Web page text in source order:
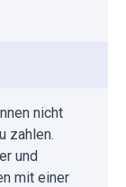
nicht
zahlen.
und
mit einer